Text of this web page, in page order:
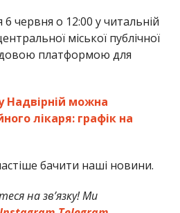
6 червня о 12:00 у читальній
міської публічної
платформою для
Надвірній можна
лікаря: графік на
бачити наші новини.
на зв’язку! Ми